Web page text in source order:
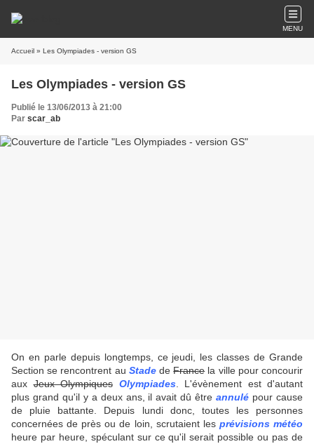
MENU
Accueil » Les Olympiades - version GS
Les Olympiades - version GS
Publié le 13/06/2013 à 21:00
Par scar_ab
On en parle depuis longtemps, ce jeudi, les classes de Grande
Section se rencontrent au StadedeFrancela ville pour concourir
auxJeux Olympiques Olympiades. L'évènement est d'autant
plus grand qu'il y a deux ans, il avait dû êtreannulé pour cause
de pluie battante. Depuis lundi donc, toutes les personnes
concernées de près ou de loin, scrutaient les prévisions météo
heure par heure, spéculant sur ce qu'il serait possible ou pas de